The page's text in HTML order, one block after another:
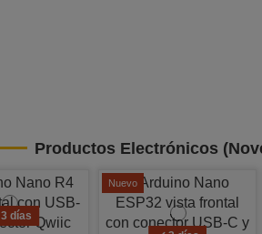
Productos Electrónicos
3 días
Nuevo